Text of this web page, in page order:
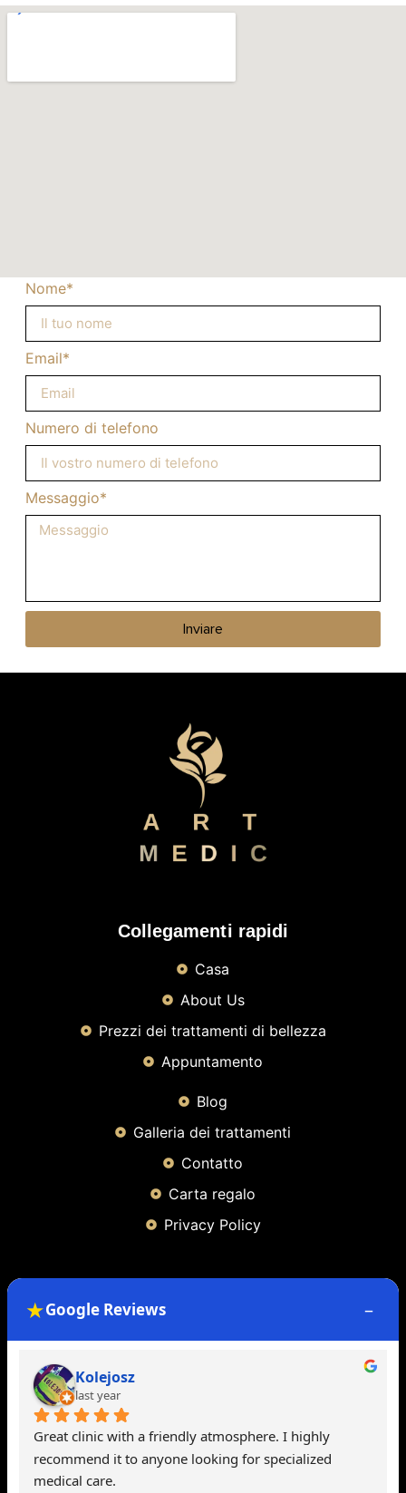
Nome*
Email*
Numero di telefono
Messaggio*
Inviare
Collegamenti rapidi
Casa
About Us
Prezzi dei trattamenti di bellezza
Appuntamento
Blog
Galleria dei trattamenti
Contatto
Carta regalo
Privacy Policy
★Google Reviews –
Kolejosz
last year
Great clinic with a friendly atmosphere. I highly
recommend it to anyone looking for specialized
medical care.